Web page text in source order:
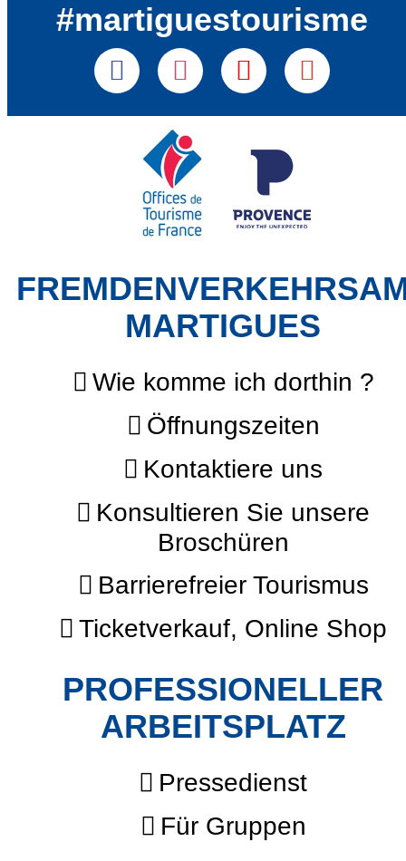
#martiguestourisme
MARTIGUES
Wie komme ich dorthin ?
Öffnungszeiten
Kontaktiere uns
Konsultieren Sie unsere
Broschüren
Barrierefreier Tourismus
Ticketverkauf, Online Shop
PROFESSIONELLER
ARBEITSPLATZ
Pressedienst
Für Gruppen